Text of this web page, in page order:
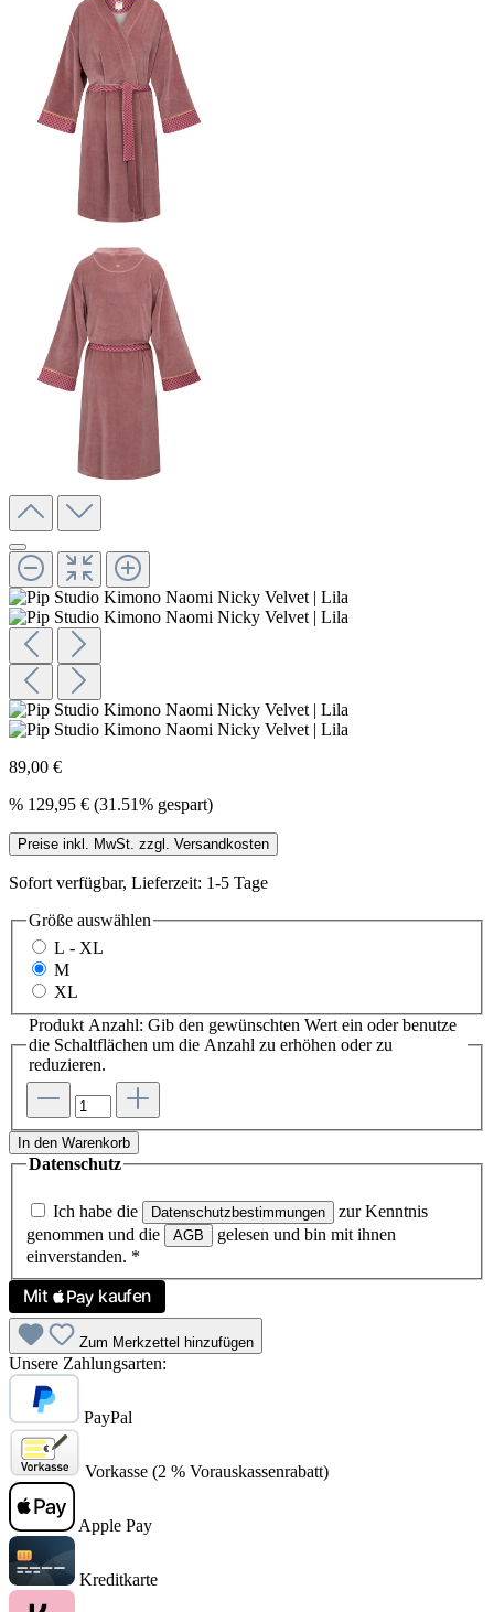
89,00 €
% 129,95 € (31.51% gespart)
Preise inkl. MwSt. zzgl. Versandkosten
Sofort verfügbar, Lieferzeit: 1-5 Tage
Größe auswählen
L - XL
M
XL
Produkt Anzahl: Gib den gewünschten Wert ein oder benutze
die Schaltflächen um die Anzahl zu erhöhen oder zu
reduzieren.
In den Warenkorb
Datenschutz
Ich habe die Datenschutzbestimmungen
zur Kenntnis
genommen und die
AGB
gelesen und bin mit ihnen
einverstanden. *
Zum Merkzettel hinzufügen
Unsere Zahlungsarten:
PayPal
Vorkasse (2 % Vorauskassenrabatt)
Apple Pay
Kreditkarte